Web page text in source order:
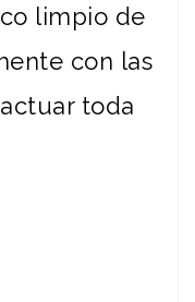
limpio de
con las
toda